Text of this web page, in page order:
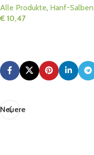
Alle Produkte, Hanf-Salben
€ 10,47
Neuere